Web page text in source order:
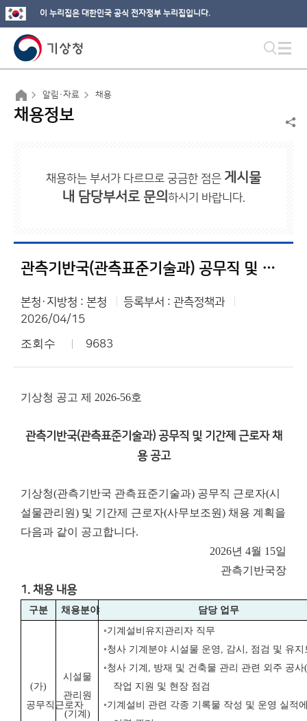
이 누리집은 대한민국 공식 전자정부 누리집입니다.
알림·자료 채용
채용정보
채용하는 부서가 다르므로 궁금한 점은 게시물
내 담당부서로 문의 하시기 바랍니다.
관측기반국(관측표준기술과) 공무직 및 기간제 근로자 채용 공고
본청·지방청 : 본청
등록부서 : 관측정책과
2026/04/15
조회수 9683
기상청 공고 제 2026-56호
관측기반국(관측표준기술과) 공무직 및 기간제 근로자 채
용 공고
기상청(관측기반국 관측표준기술과) 공무직 근로자(시
설물관리원) 및 기간제 근로자(사무보조원) 채용 계획을
다음과 같이 공고합니다.
2026년 4월 15일
관측기반국장
1. 채용 내용
구분 채용분야 담당 업무
(가)
공무직근로자
시설물
관리원
(기계 )
◦기계설비유지관리자 직무
◦청사 기계분야 시설물 운영 , 감시 , 점검 및 유지
◦청사 기계 , 방재 및 건축물 관리 관련 외주 공사(
작업 지원 및 현장 점검
◦기계설비 관련 각종 기록물 작성 및 운영 실적